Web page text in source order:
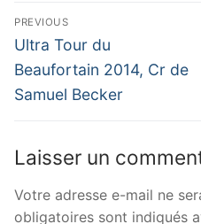
Navigation
de
l’article
PREVIOUS
Previous
post:
Ultra Tour du
Beaufortain 2014, Cr de
Samuel Becker
Laisser un
Votre adresse e-mail ne
obligatoires sont indiqués